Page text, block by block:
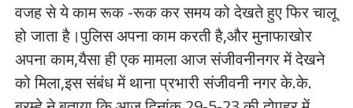
वजह से ये काम रूक -रूक कर समय को देखते हुए फिर चालू
हो जाता है।पुलिस अपना काम करती है,और मुनाफाखोर
अपना काम,यैसा ही एक मामला आज संजीवनीनगर में देखने
को मिला,इस संबंध में थाना प्रभारी संजीवनी नगर के.के.